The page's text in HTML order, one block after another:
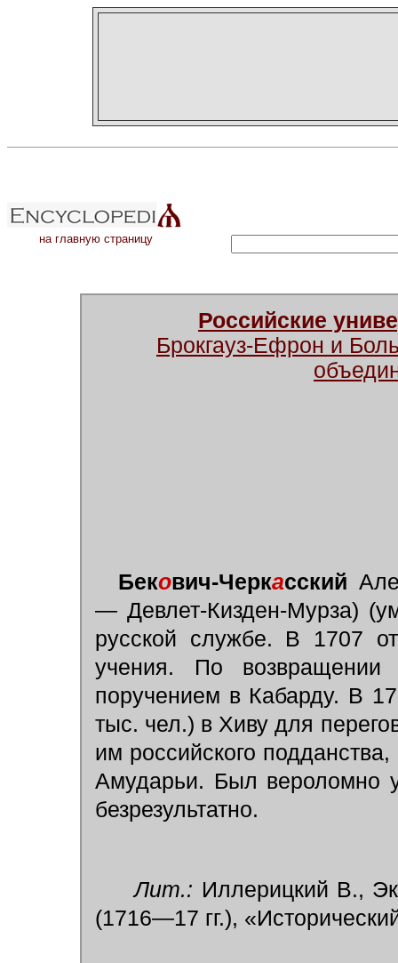
на главную страницу
Российские
Брокгауз-Ефрон и
Бекович-Черкасский
— Девлет-Кизден-Мурза)
русской службе. В 1707
учения. По
поручением в Кабарду. В
тыс. чел.) в Хиву для
им российского
Амударьи. Был вероломно
безрезультатно.
Лит.: Иллерицкий В.,
(1716—17 гг.),